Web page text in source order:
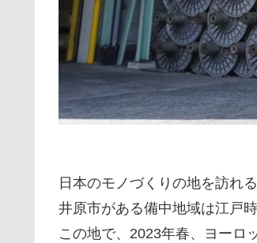
日本のモノづくりの地を訪れ
井原市がある備中地域は江戸
この地で、2023年春、ヨーロ